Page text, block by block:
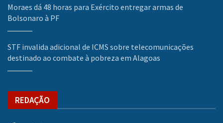
Moraes dá 48 horas para Exército entregar armas de
Bolsonaro à PF
STF invalida adicional de ICMS sobre telecomunicações
destinado ao combate à pobreza em Alagoas
REDAÇÃO